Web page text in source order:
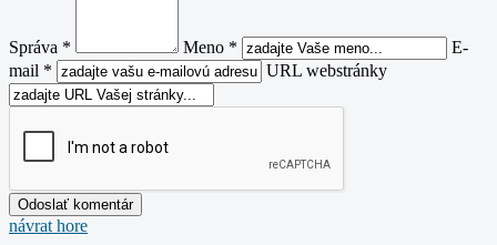
Správa * Meno *
E-
mail *
URL webstránky
návrat hore